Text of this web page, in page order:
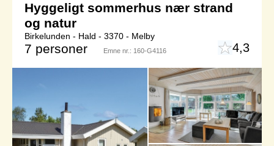
Hyggeligt sommerhus nær strand
og natur
Birkelunden - Hald - 3370 - Melby
7 personer Emne nr.: 160-G4116 4,3